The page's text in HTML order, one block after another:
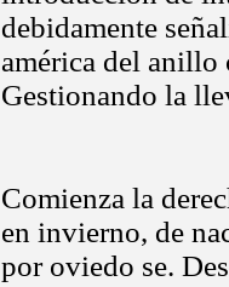
debidamente
américa del anillo
Gestionando la
Comienza la
en invierno, de
por oviedo se.